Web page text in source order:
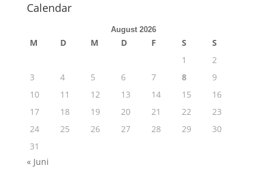
Calendar
August 2026
M D M D F S
S
1
2
3
4 5 6 7 8
9
10
11 12 13 14 15
16
17
18 19 20 21 22
23
24
25 26 27 28 29
30
31
« Juni